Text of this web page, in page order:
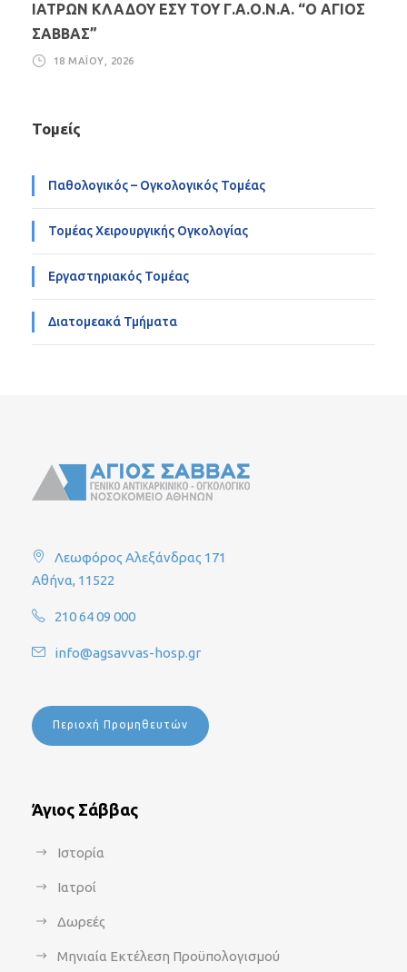
ΙΑΤΡΩΝ ΚΛΑΔΟΥ ΕΣΥ ΤΟΥ Γ.Α.Ο.Ν.Α. “Ο ΑΓΙΟΣ
ΣΑΒΒΑΣ”
18 ΜΑΪ́ΟΥ, 2026
Τομείς
Παθολογικός – Ογκολογικός Τομέας
Τομέας Χειρουργικής Ογκολογίας
Εργαστηριακός Τομέας
Διατομεακά Τμήματα
Λεωφόρος Αλεξάνδρας 171
Αθήνα, 11522
210 64 09 000
info@agsavvas-hosp.gr
Περιοχή Προμηθευτών
Άγιος Σάββας
Ιστορία
Ιατροί
Δωρεές
Μηνιαία Εκτέλεση Προϋπολογισμού